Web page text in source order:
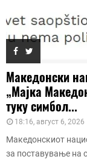
Македонски
„Мајка
туку симбол...
18:16, август 6, 2026
Македонскиот
за поставување на